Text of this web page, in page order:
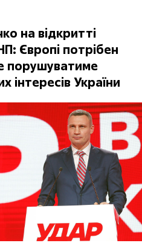
на відкритті
Європі потрібен
порушуватиме
інтересів України